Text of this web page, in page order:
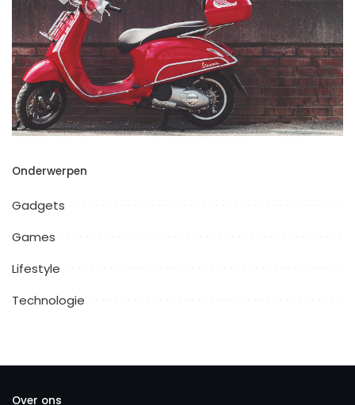
Onderwerpen
Gadgets
Games
Lifestyle
Technologie
Over ons